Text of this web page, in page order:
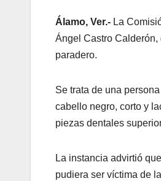
Álamo, Ver.- La
Ángel Castro
paradero.
Se trata de una
cabello negro, corto y
piezas dentales
La instancia advirtió
pudiera ser víctima de